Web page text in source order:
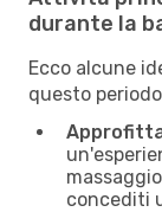
durante la
Ecco alcune
questo
concediti